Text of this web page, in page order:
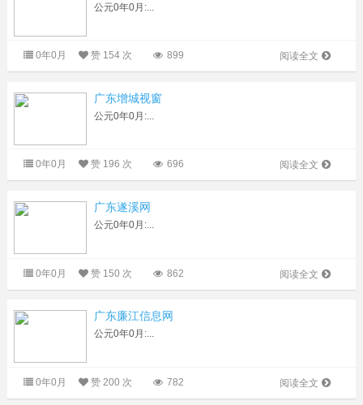
公元0年0月:...
阅读全文
0年0月 赞 154 次 899
广东增城视窗
公元0年0月:...
阅读全文
0年0月 赞 196 次 696
广东遂溪网
公元0年0月:...
阅读全文
0年0月 赞 150 次 862
广东廉江信息网
公元0年0月:...
阅读全文
0年0月 赞 200 次 782